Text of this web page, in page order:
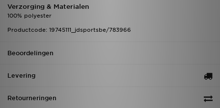
Verzorging & Materialen
100% polyester
Productcode: 19745111_jdsportsbe/783966
Beoordelingen
Levering
Retourneringen